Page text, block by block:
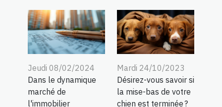
Jeudi 08/02/2024
Dans le dynamique
marché de
l'immobilier
Mardi 24/10/2023
Désirez-vous savoir si
la mise-bas de votre
chien est terminée ?